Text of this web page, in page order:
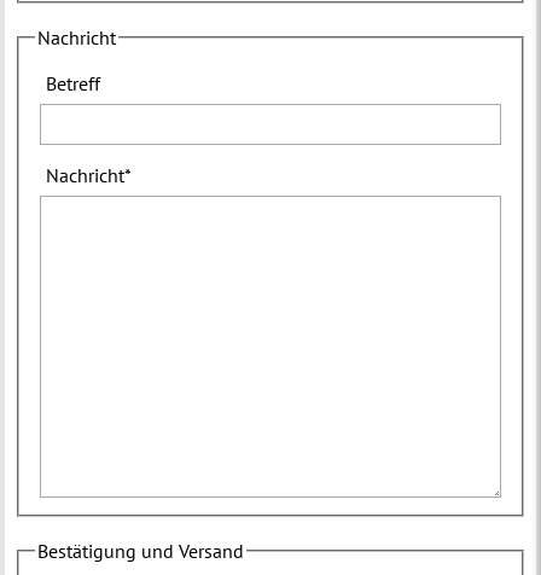
Nachricht
Betreff
Nachricht*
Bestätigung und Versand